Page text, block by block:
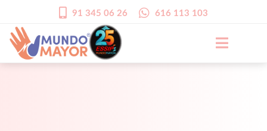
91 345 06 26 616 113 103